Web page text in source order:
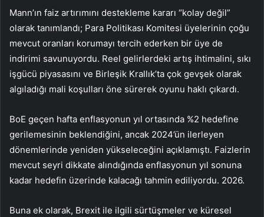
Mann’ın faiz artırımını destekleme kararı “kolay değil”
olarak tanımlandı; Para Politikası Komitesi üyelerinin çoğu
mevcut oranları korumayı tercih ederken bir üye de
indirimi savunuyordu. Reel gelirlerdeki artış ihtimalini, sıkı
işgücü piyasasını ve Birleşik Krallık’ta çok gevşek olarak
algıladığı mali koşulları öne sürerek oyunu haklı çıkardı.
BoE geçen hafta enflasyonun yıl ortasında %2 hedefine
gerilemesinin beklendiğini, ancak 2024’ün ilerleyen
dönemlerinde yeniden yükseleceğini açıklamıştı. Faizlerin
mevcut seyri dikkate alındığında enflasyonun yıl sonuna
kadar hedefin üzerinde kalacağı tahmin ediliyordu. 2026.
Buna ek olarak, Brexit ile ilgili sürtüşmeler ve küresel